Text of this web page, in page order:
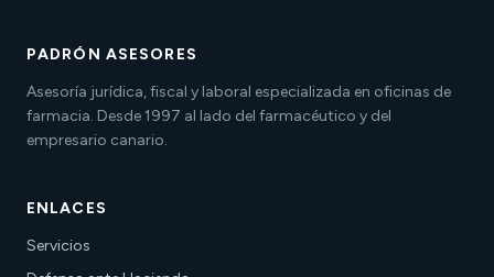
PADRÓN ASESORES
Asesoría jurídica, fiscal y laboral especializada en oficinas de
farmacia. Desde 1997 al lado del farmacéutico y del
empresario canario.
ENLACES
Servicios